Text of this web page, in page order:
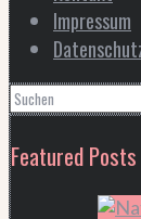
Impressum
Featured Posts